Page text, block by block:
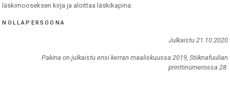
läskimooseksen kirja ja aloittaa läskikapina.
NOLLAPERSOONA
Julkaistu 21.10.2020
Pakina on julkaistu ensi kerran maaliskuussa 2019, Stiiknafuulian
printtinumerossa 28.